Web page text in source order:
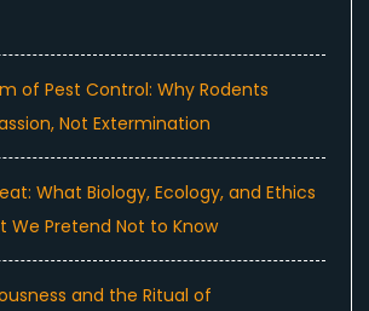
of Pest Control: Why Rodents
Not Extermination
What Biology, Ecology, and Ethics
We Pretend Not to Know
and the Ritual of